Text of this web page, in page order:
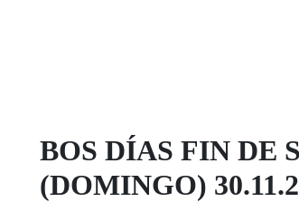
BOS DÍAS FIN DE
(DOMINGO)